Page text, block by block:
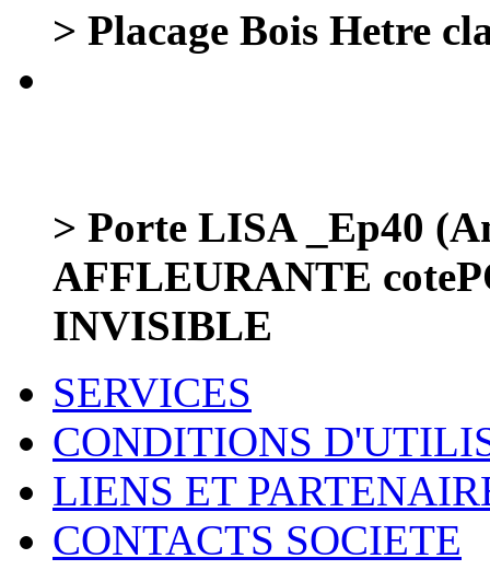
> Placage Bois Hetre
> Porte LISA _Ep40
AFFLEURANTE
INVISIBLE
SERVICES
CONDITIONS
LIENS ET
CONTACTS SOCIETE